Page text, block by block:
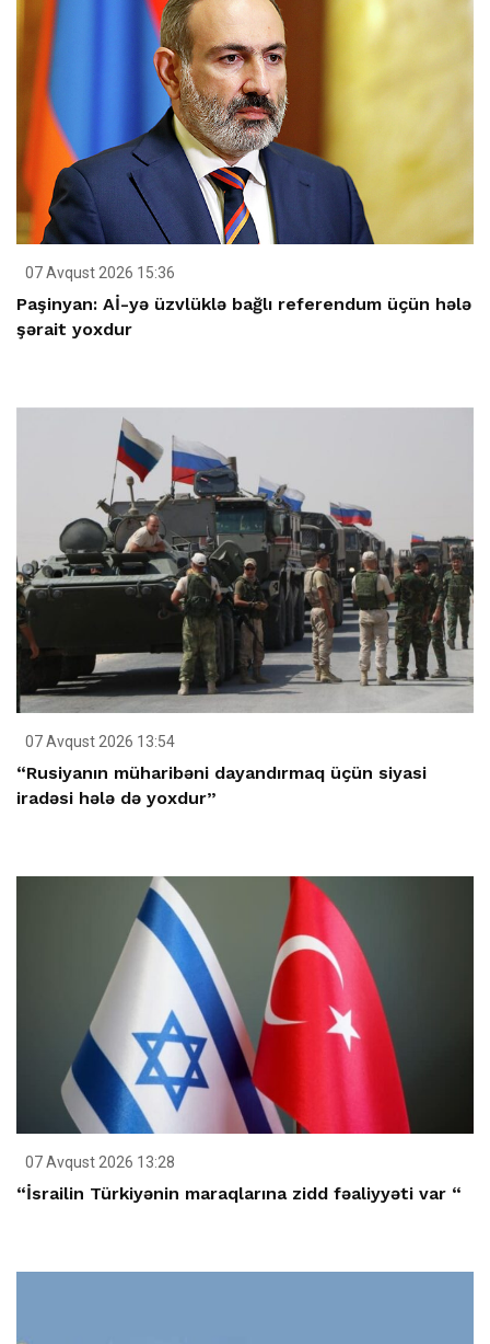
07 Avqust 2026 15:36
Paşinyan: Aİ-yə üzvlüklə bağlı referendum üçün hələ
şərait yoxdur
07 Avqust 2026 13:54
“Rusiyanın müharibəni dayandırmaq üçün siyasi
iradəsi hələ də yoxdur”
07 Avqust 2026 13:28
“İsrailin Türkiyənin maraqlarına zidd fəaliyyəti var “